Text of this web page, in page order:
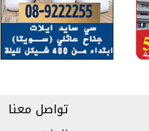
تواصل معنا